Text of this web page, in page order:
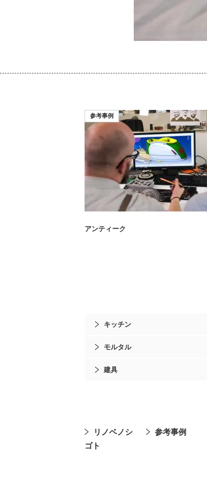
アンティーク
参考事例
キッチン
モルタル
建具
リノベノシ
ゴト
参考事例